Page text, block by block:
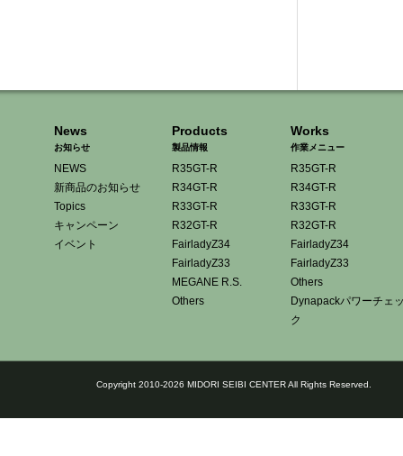
News
お知らせ
NEWS
新商品のお知らせ
Topics
キャンペーン
イベント
Products
製品情報
R35GT-R
R34GT-R
R33GT-R
R32GT-R
FairladyZ34
FairladyZ33
MEGANE R.S.
Others
Works
作業メニュー
R35GT-R
R34GT-R
R33GT-R
R32GT-R
FairladyZ34
FairladyZ33
Others
Dynapackパワーチェ
ク
Copyright 2010-2026 MIDORI SEIBI CENTER All Rights Reserved.